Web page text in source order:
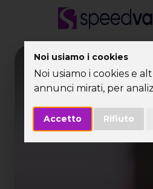
Noi usiamo i cookies
Noi usiamo i cookies e
annunci mirati, per
Accetto Rifiuto